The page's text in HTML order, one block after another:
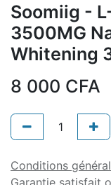
Soomiig -
3500MG
Whitening
8 000 CFA
Conditions
Garantie satisfait